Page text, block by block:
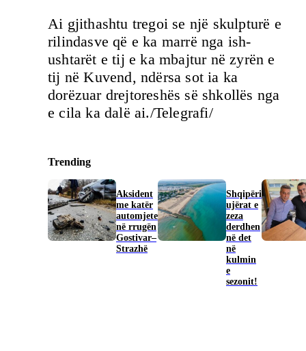
Ai gjithashtu tregoi se një skulpturë e
rilindasve që e ka marrë nga ish-
ushtarët e tij e ka mbajtur në zyrën e
tij në Kuvend, ndërsa sot ia ka
dorëzuar drejtoreshës së shkollës nga
e cila ka dalë ai./Telegrafi/
Trending
Aksident
me katër
automjete
në rrugën
Gostivar–
Strazhë
Shqipëri
ujërat e
zeza
derdhen
në det
në
kulmin
e
sezonit!